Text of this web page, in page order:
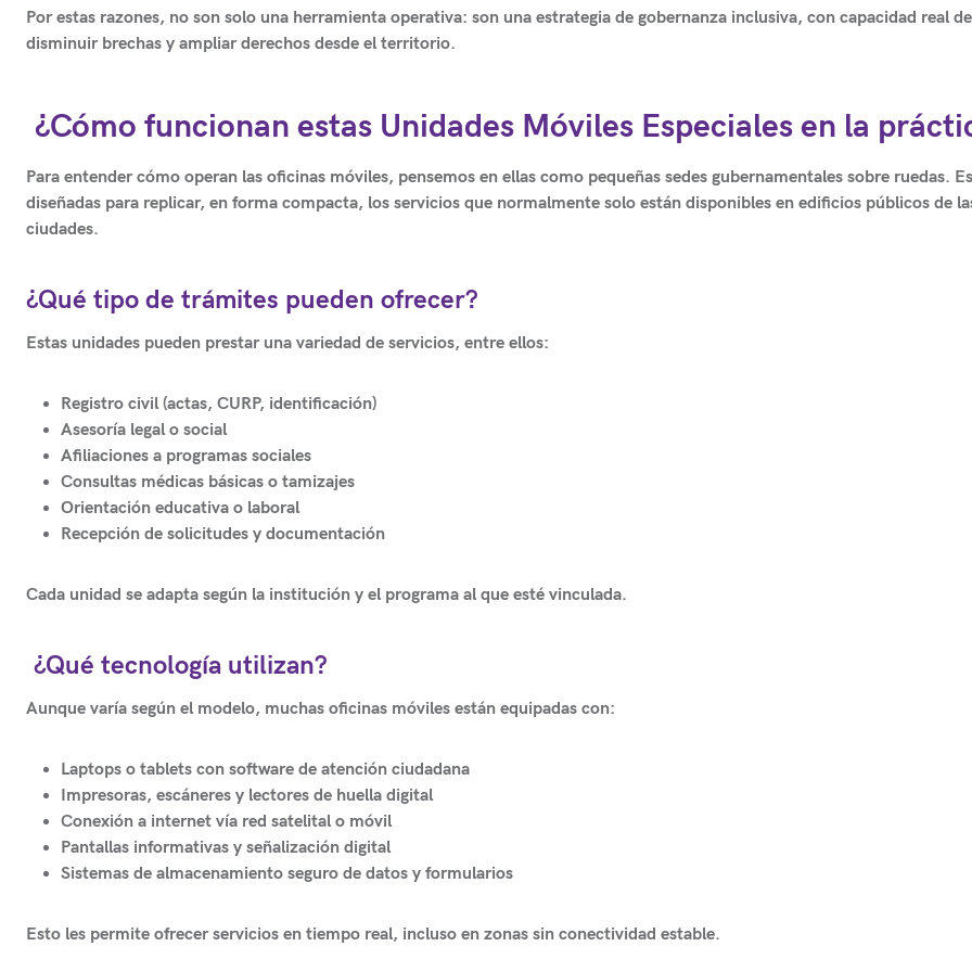
Por estas razones, no son solo una herramienta operativa: son una estrategia de gobernanza inclusiva, con capacidad real de
disminuir brechas y ampliar derechos desde el territorio.
¿Cómo funcionan estas Unidades Móviles Especiales en la
Para entender cómo operan las oficinas móviles, pensemos en ellas como pequeñas sedes gubernamentales sobre ruedas.
diseñadas para replicar, en forma compacta, los servicios que normalmente solo están disponibles en edificios públicos de
ciudades.
¿Qué tipo de trámites pueden ofrecer?
Estas unidades pueden prestar una variedad de servicios, entre ellos:
Registro civil (actas, CURP, identificación)
Asesoría legal o social
Afiliaciones a programas sociales
Consultas médicas básicas o tamizajes
Orientación educativa o laboral
Recepción de solicitudes y documentación
Cada unidad se adapta según la institución y el programa al que esté vinculada.
¿Qué tecnología utilizan?
Aunque varía según el modelo, muchas oficinas móviles están equipadas con:
Laptops o tablets con software de atención ciudadana
Impresoras, escáneres y lectores de huella digital
Conexión a internet vía red satelital o móvil
Pantallas informativas y señalización digital
Sistemas de almacenamiento seguro de datos y formularios
Esto les permite ofrecer servicios en tiempo real, incluso en zonas sin conectividad estable.